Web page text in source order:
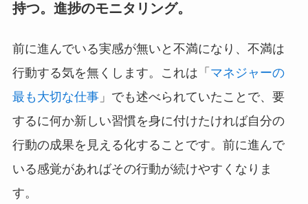
持つ。進捗のモニタリング。
前に進んでいる実感が無いと不満になり、不満は
行動する気を無くします。これは「 マネジャーの
最も大切な仕事」でも述べられていたことで、要
するに何か新しい習慣を身に付けたければ自分の
行動の成果を見える化することです。前に進んで
いる感覚があればその行動が続けやすくなりま
す。